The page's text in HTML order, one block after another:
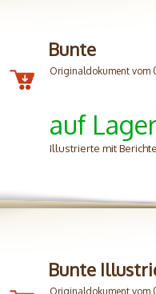
Bunte
Originaldokument vom
auf
Illustrierte mit
Bunte
Originaldokument vom